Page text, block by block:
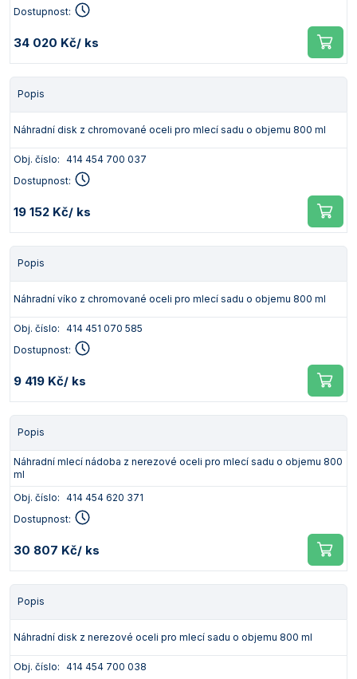
Dostupnost:
34 020 Kč/ ks
Popis
Náhradní disk z chromované oceli pro mlecí sadu o objemu 800 ml
Obj. číslo: 414 454 700 037
Dostupnost:
19 152 Kč/ ks
Popis
Náhradní víko z chromované oceli pro mlecí sadu o objemu 800 ml
Obj. číslo: 414 451 070 585
Dostupnost:
9 419 Kč/ ks
Popis
Náhradní mlecí nádoba z nerezové oceli pro mlecí sadu o objemu 800
ml
Obj. číslo: 414 454 620 371
Dostupnost:
30 807 Kč/ ks
Popis
Náhradní disk z nerezové oceli pro mlecí sadu o objemu 800 ml
Obj. číslo: 414 454 700 038